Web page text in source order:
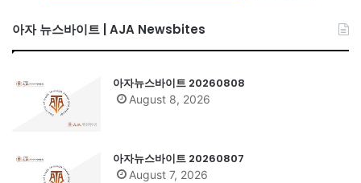
아자 뉴스바이트 | AJA Newsbites
아자뉴스바이트 20260808
August 8, 2026
아자뉴스바이트 20260807
August 7, 2026